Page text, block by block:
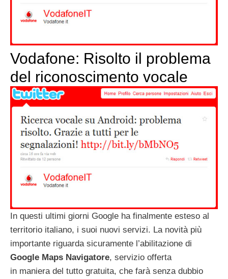
Vodafone: Risolto il problema
del riconoscimento vocale
In questi ultimi giorni Google ha finalmente esteso al
territorio italiano, i suoi nuovi servizi. La novità più
importante riguarda sicuramente l’abilitazione di
Google Maps Navigatore, servizio offerta
in maniera del tutto gratuita, che farà senza dubbio